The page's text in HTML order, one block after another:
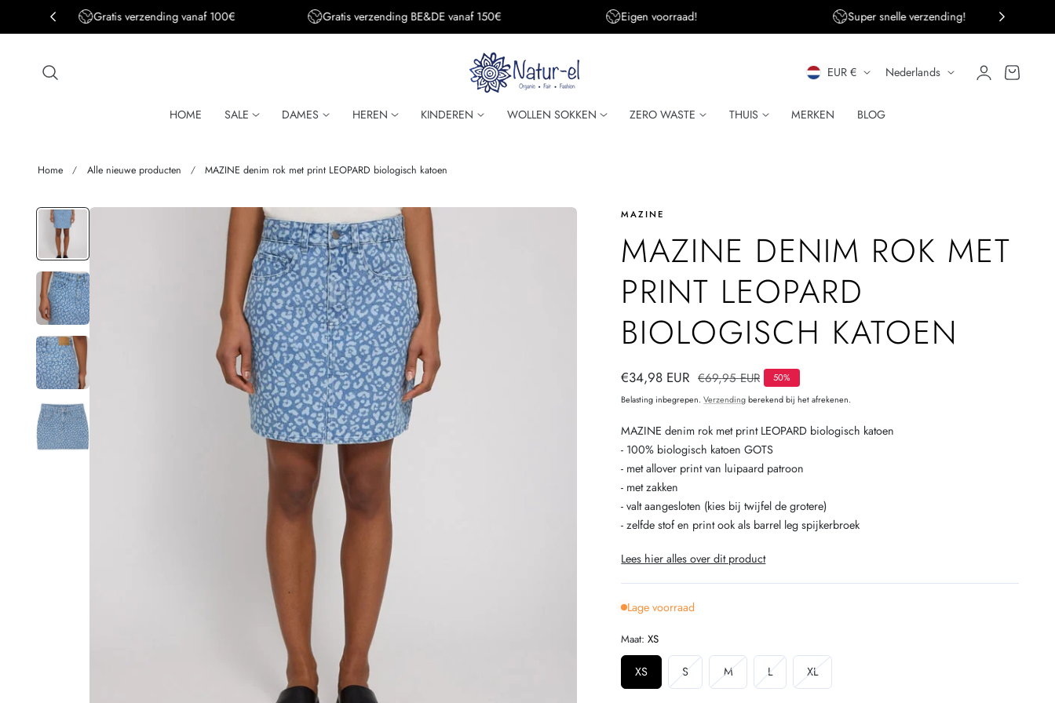
de inhoud Gratis verzending BE&DE vanaf 150€ Eigen voorraad! Super snelle verzending! Persoonlijke klantenservice
HOME SALE DAMES HEREN KINDEREN WOLLEN SOKKEN ZERO WASTE THUIS MERKEN BLOG
L
A
R
E
G
I
O
EUR €
T
A
Nederlands Inloggen
Winkelwagen
Home Alle nieuwe producten MAZINE denim rok met print LEOPARD biologisch katoen
MAZINE
MAZINE DENIM ROK MET
PRINT LEOPARD
BIOLOGISCH KATOEN
Verkoopprijs
€34,98 EUR Normale
prijs
€69,95 EUR
50%
Belasting inbegrepen.Verzendingberekend bij het afrekenen.
MAZINE denim rok met print LEOPARD biologisch katoen
- 100% biologisch katoen GOTS
- met allover print van luipaard patroon
- met zakken
- valt aangesloten (kies bij twijfel de grotere)
- zelfde stof en print ook als barrel leg spijkerbroek
Lees hier alles over dit product
Lage voorraad
Maat:XS
XS SVariant
uitverkocht
MVariant
uitverkocht
LVariant
uitverkocht
XLVariant
uitverkocht